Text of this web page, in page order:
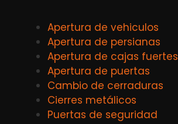
Apertura de vehiculos
Apertura de persianas
Apertura de cajas fuertes
Apertura de puertas
Cambio de cerraduras
Cierres metálicos
Puertas de seguridad